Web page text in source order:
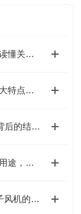
小型旋转式手动绞盘由哪几部分构成？一文读懂关键组成！
解锁小型旋转式手动绞盘的核心优势！这几大特点，让操作更省心
解锁内置型高频交流超薄离子棒：藏在“薄”背后的结构巧思
揭秘内置型高频交流超薄离子棒：这些关键用途，你可能还没了解！
锂电池极片分切工序静电火花防控：DIT离子风机的防爆安全处理方案